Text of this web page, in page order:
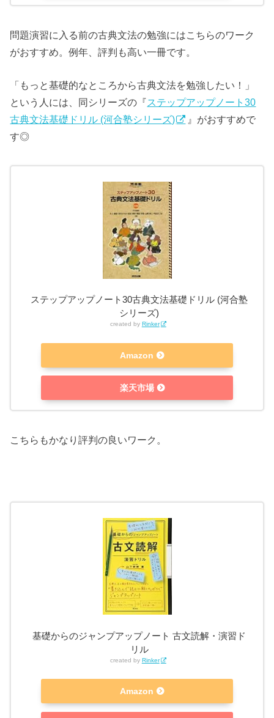
問題演習に入る前の古典文法の勉強にはこちらのワーク
がおすすめ。例年、評判も高い一冊です。
「もっと基礎的なところから古典文法を勉強したい！」
という人には、同シリーズの『ステップアップノート30
古典文法基礎ドリル (河合塾シリーズ)
』がおすすめで
す◎
ステップアップノート30古典文法基礎ドリル (河合塾
シリーズ)
created by Rinker
Amazon
楽天市場
こちらもかなり評判の良いワーク。
基礎からのジャンプアップノート 古文読解・演習ド
リル
created by Rinker
Amazon